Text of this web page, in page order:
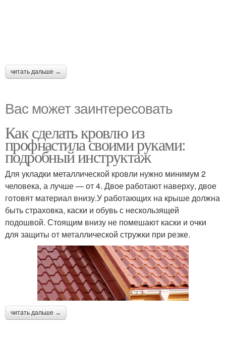
читать дальше →
Вас может заинтересовать
Как сделать кровлю из
профнастила своими руками:
подробный инструктаж
Для укладки металлической кровли нужно минимум 2
человека, а лучше — от 4. Двое работают наверху, двое
готовят материал внизу.У работающих на крыше должна
быть страховка, каски и обувь с нескользящей
подошвой. Стоящим внизу не помешают каски и очки
для защиты от металлической стружки при резке.
читать дальше →